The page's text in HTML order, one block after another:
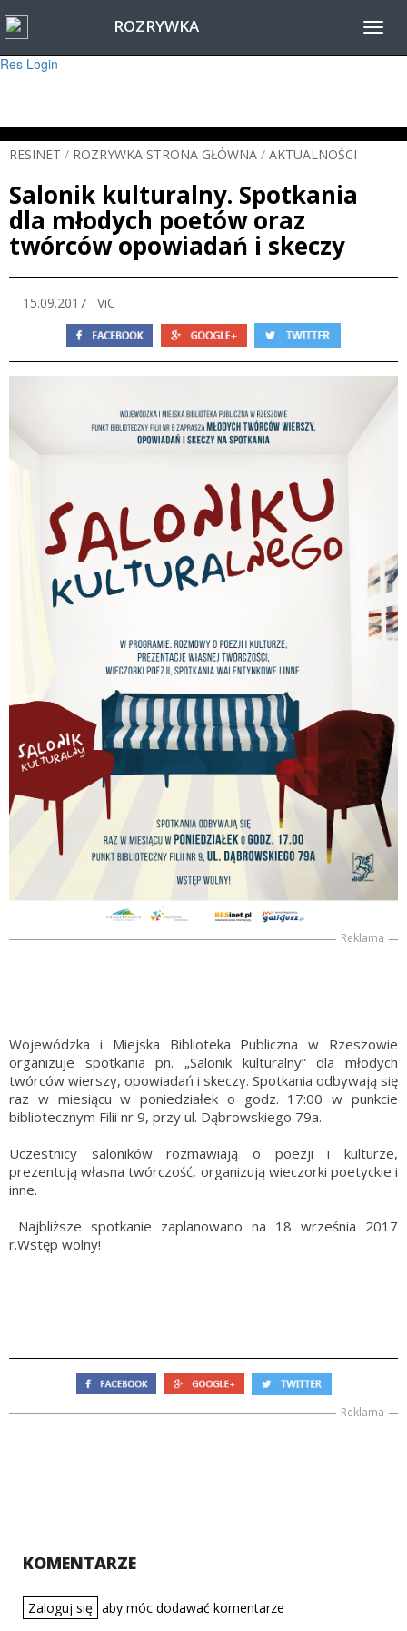
Warning
: session_start(): Failed to read session data: user (path: ) in
Res Login
ROZRYWKA
RESINET / ROZRYWKA STRONA GŁÓWNA / AKTUALNOŚCI
Salonik kulturalny. Spotkania
dla młodych poetów oraz
twórców opowiadań i skeczy
15.09.2017 ViC
Reklama
Wojewódzka i Miejska Biblioteka Publiczna w Rzeszowie
organizuje spotkania pn. „Salonik kulturalny” dla młodych
twórców wierszy, opowiadań i skeczy. Spotkania odbywają się
raz w miesiącu w poniedziałek o godz. 17:00 w punkcie
bibliotecznym Filii nr 9, przy ul. Dąbrowskiego 79a.
Uczestnicy saloników rozmawiają o poezji i kulturze,
prezentują własna twórczość, organizują wieczorki poetyckie i
inne.
Najbliższe spotkanie zaplanowano na 18 września 2017
r.Wstęp wolny!
Reklama
KOMENTARZE
Zaloguj się aby móc dodawać komentarze